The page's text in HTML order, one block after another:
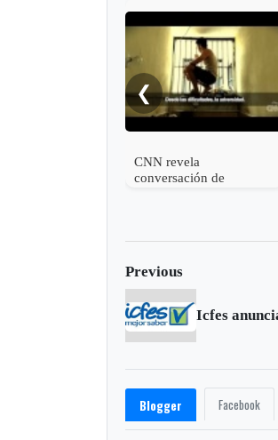
❮
CNN revela
conversación de
Previous
Blogger Facebook